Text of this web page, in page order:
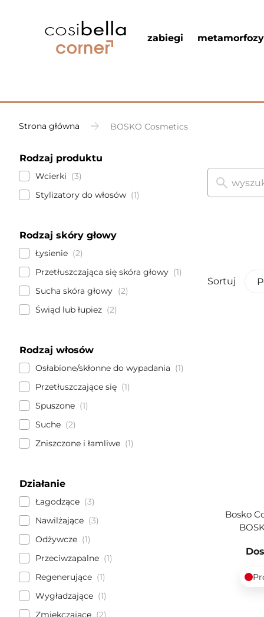
zabiegi metamorfozy
Strona główna BOSKO Cosmetics
Rodzaj produktu
Wcierki
3
Stylizatory do włosów
1
Rodzaj skóry głowy
Łysienie
2
Przetłuszczająca się skóra głowy
1
Sucha skóra głowy
2
Świąd lub łupież
2
Rodzaj włosów
Osłabione/skłonne do wypadania
1
Przetłuszczające się
1
Spuszone
1
Suche
2
Zniszczone i łamliwe
1
Działanie
Łagodzące
3
Nawilżające
3
Odżywcze
1
Przeciwzapalne
1
Regenerujące
1
Wygładzające
1
Zmiękczające
2
Sortuj
Bosko